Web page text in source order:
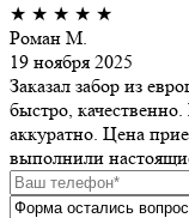
★ ★ ★ ★ ★
Роман М.
19 ноября 2025
Заказал забор из
быстро,
аккуратно. Цена
выполнили